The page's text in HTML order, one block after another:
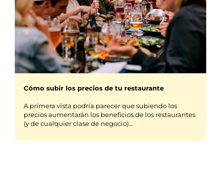
Cómo subir los precios de tu restaurante
A primera vista podría parecer que subiendo los
precios aumentarán los beneficios de los restaurantes
(y de cualquier clase de negocio)…